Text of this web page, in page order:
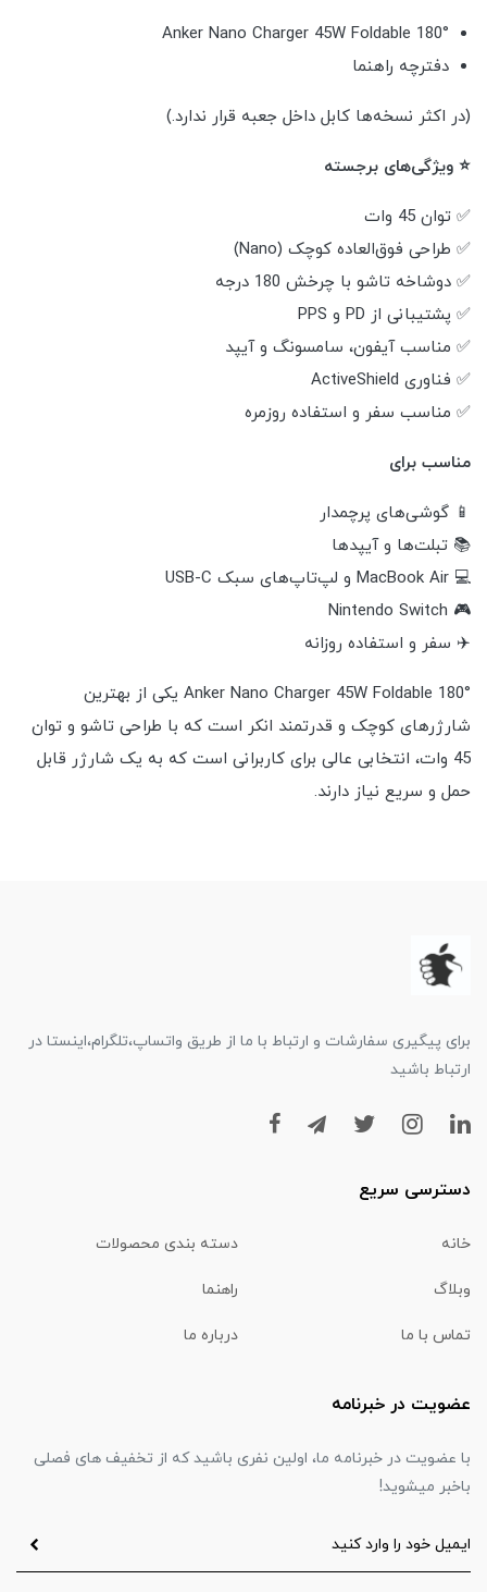
Anker Nano Charger 45W Foldable 180°
دفترچه راهنما
(در اکثر نسخه‌ها کابل داخل جعبه قرار ندارد.)
⭐ ویژگی‌های برجسته
✅ توان 45 وات
✅ طراحی فوق‌العاده کوچک (Nano)
✅ دوشاخه تاشو با چرخش 180 درجه
✅ پشتیبانی از PD و PPS
✅ مناسب آیفون، سامسونگ و آیپد
✅ فناوری ActiveShield
✅ مناسب سفر و استفاده روزمره
مناسب برای
📱 گوشی‌های پرچمدار
📚 تبلت‌ها و آیپدها
💻 MacBook Air و لپ‌تاپ‌های سبک USB-C
🎮 Nintendo Switch
✈️ سفر و استفاده روزانه
Anker Nano Charger 45W Foldable 180° یکی از بهترین
شارژرهای کوچک و قدرتمند انکر است که با طراحی تاشو و توان
45 وات، انتخابی عالی برای کاربرانی است که به یک شارژر قابل
حمل و سریع نیاز دارند.
برای پیگیری سفارشات و ارتباط با ما از طریق واتساپ،تلگرام،اینستا در
ارتباط باشید
دسترسی سریع
خانه دسته بندی محصولات
وبلاگ راهنما
تماس با ما درباره ما
عضویت در خبرنامه
با عضویت در خبرنامه ما، اولین نفری باشید که از تخفیف های فصلی
باخبر میشوید!